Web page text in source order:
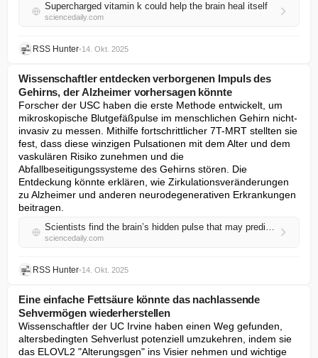
Supercharged vitamin k could help the brain heal itself
sciencedaily.com
RSS Hunter•14. Okt. 2025
Wissenschaftler entdecken verborgenen Impuls des
Gehirns, der Alzheimer vorhersagen könnte
Forscher der USC haben die erste Methode entwickelt, um
mikroskopische Blutgefäßpulse im menschlichen Gehirn nicht-
invasiv zu messen. Mithilfe fortschrittlicher 7T-MRT stellten sie
fest, dass diese winzigen Pulsationen mit dem Alter und dem
vaskulären Risiko zunehmen und die
Abfallbeseitigungssysteme des Gehirns stören. Die
Entdeckung könnte erklären, wie Zirkulationsveränderungen
zu Alzheimer und anderen neurodegenerativen Erkrankungen
beitragen.
Scientists find the brain’s hidden pulse that may predict Alzheimer’s
sciencedaily.com
RSS Hunter•14. Okt. 2025
Eine einfache Fettsäure könnte das nachlassende
Sehvermögen wiederherstellen
Wissenschaftler der UC Irvine haben einen Weg gefunden,
altersbedingten Sehverlust potenziell umzukehren, indem sie
das ELOVL2 "Alterungsgen" ins Visier nehmen und wichtige